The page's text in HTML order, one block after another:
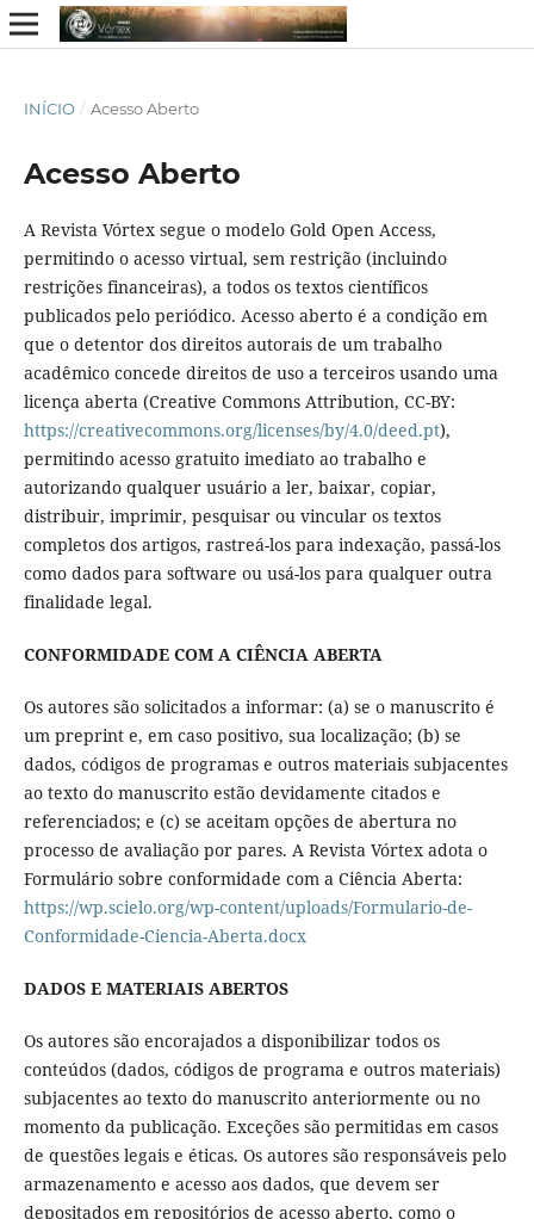
INÍCIO / Acesso Aberto
Acesso Aberto
A Revista Vórtex segue o modelo Gold Open Access,
permitindo o acesso virtual, sem restrição (incluindo
restrições financeiras), a todos os textos científicos
publicados pelo periódico. Acesso aberto é a condição em
que o detentor dos direitos autorais de um trabalho
acadêmico concede direitos de uso a terceiros usando uma
licença aberta (Creative Commons Attribution, CC-BY:
https://creativecommons.org/licenses/by/4.0/deed.pt),
permitindo acesso gratuito imediato ao trabalho e
autorizando qualquer usuário a ler, baixar, copiar,
distribuir, imprimir, pesquisar ou vincular os textos
completos dos artigos, rastreá-los para indexação, passá-los
como dados para software ou usá-los para qualquer outra
finalidade legal.
CONFORMIDADE COM A CIÊNCIA ABERTA
Os autores são solicitados a informar: (a) se o manuscrito é
um preprint e, em caso positivo, sua localização; (b) se
dados, códigos de programas e outros materiais subjacentes
ao texto do manuscrito estão devidamente citados e
referenciados; e (c) se aceitam opções de abertura no
processo de avaliação por pares. A Revista Vórtex adota o
Formulário sobre conformidade com a Ciência Aberta:
https://wp.scielo.org/wp-content/uploads/Formulario-de-
Conformidade-Ciencia-Aberta.docx
DADOS E MATERIAIS ABERTOS
Os autores são encorajados a disponibilizar todos os
conteúdos (dados, códigos de programa e outros materiais)
subjacentes ao texto do manuscrito anteriormente ou no
momento da publicação. Exceções são permitidas em casos
de questões legais e éticas. Os autores são responsáveis pelo
armazenamento e acesso aos dados, que devem ser
depositados em repositórios de acesso aberto, como o